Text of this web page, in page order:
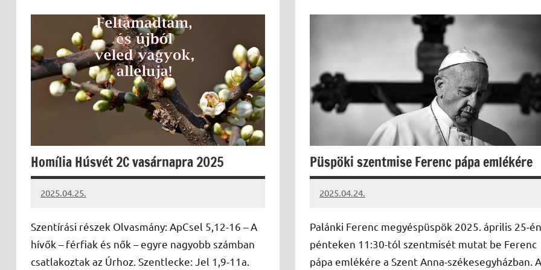
Homília Húsvét 2C vasárnapra 2025
2025.04.25.
Leiszt
Szentírási részek Olvasmány: ApCsel 5,12-16 – A
hívők – férfiak és nők – egyre nagyobb számban
csatlakoztak az Úrhoz. Szentlecke: Jel 1,9-11a.
Püspöki szentmise Ferenc pápa emlékére
2025.04.24.
Leiszt
Palánki Ferenc megyéspüspök 2025. április 25-én
pénteken 11:30-tól szentmisét mutat be Ferenc
pápa emlékére a Szent Anna-székesegyházban. A